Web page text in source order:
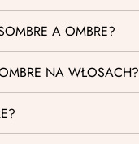
A OMBRE?
NA WŁOSACH?